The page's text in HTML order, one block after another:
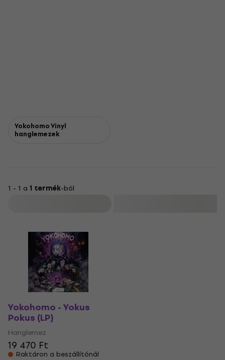
Yokohomo Vinyl
hanglemezek
1 - 1 a 1 termék-ból
Yokohomo - Yokus
Pokus (LP)
Hanglemez
19 470 Ft
Raktáron a beszállítónál